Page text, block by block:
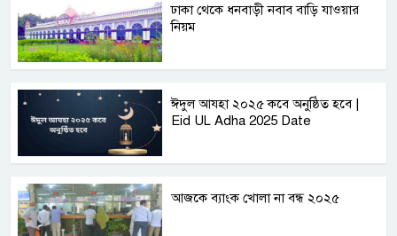
ঢাকা থেকে ধনবাড়ী নবাব বাড়ি যাওয়ার
নিয়ম
ঈদুল আযহা ২০২৫ কবে অনুষ্ঠিত হবে |
Eid UL Adha 2025 Date
আজকে ব্যাংক খোলা না বন্ধ ২০২৫